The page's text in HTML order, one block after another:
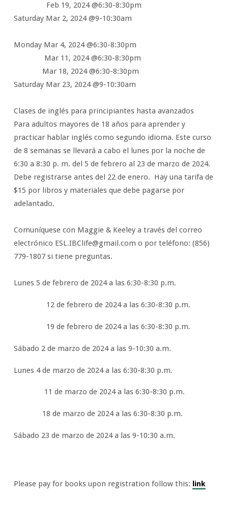
Feb 19, 2024 @6:30-8:30pm
Saturday Mar 2, 2024 @9-10:30am
Monday Mar 4, 2024 @6:30-8:30pm
Mar 11, 2024 @6:30-8:30pm
Mar 18, 2024 @6:30-8:30pm
Saturday Mar 23, 2024 @9-10:30am
Clases de inglés para principiantes hasta avanzados
Para adultos mayores de 18 años para aprender y
practicar hablar inglés como segundo idioma. Este curso
de 8 semanas se llevará a cabo el lunes por la noche de
6:30 a 8:30 p. m. del 5 de febrero al 23 de marzo de 2024.
Debe registrarse antes del 22 de enero. Hay una tarifa de
$15 por libros y materiales que debe pagarse por
adelantado.
Comuníquese con Maggie & Keeley a través del correo
electrónico ESL.IBClife@gmail.com o por teléfono: (856)
779-1807 si tiene preguntas.
Lunes 5 de febrero de 2024 a las 6:30-8:30 p.m.
12 de febrero de 2024 a las 6:30-8:30 p.m.
19 de febrero de 2024 a las 6:30-8:30 p.m.
Sábado 2 de marzo de 2024 a las 9-10:30 a.m.
Lunes 4 de marzo de 2024 a las 6:30-8:30 p.m.
11 de marzo de 2024 a las 6:30-8:30 p.m.
18 de marzo de 2024 a las 6:30-8:30 p.m.
Sábado 23 de marzo de 2024 a las 9-10:30 a.m.
Please pay for books upon registration follow this: link